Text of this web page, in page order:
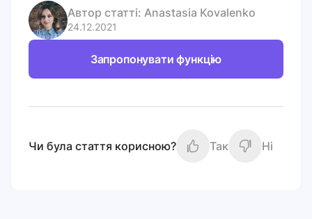
Автор статті: Anastasia Kovalenko
24.12.2021
Запропонувати функцію
Чи була стаття корисною? Так Ні